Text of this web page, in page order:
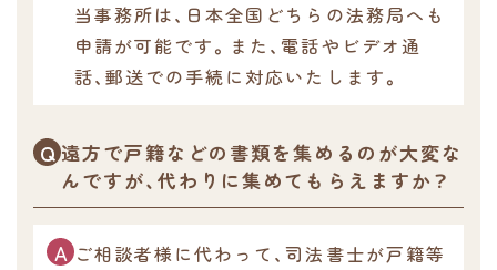
当事務所は、日本全国どちらの法務局へも
申請が可能です。また、電話やビデオ通
話、郵送での手続に対応いたします。
遠方で戸籍などの書類を集めるのが大変な
んですが、代わりに集めてもらえますか？
ご相談者様に代わって、司法書士が戸籍等